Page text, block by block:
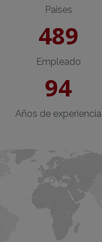
Paises
489
Empleado
94
Años de experiencia